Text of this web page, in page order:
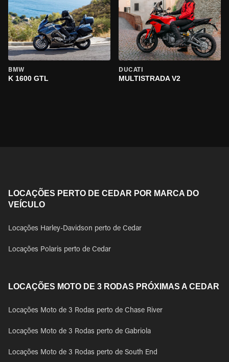
BMW
K 1600 GTL
DUCATI
MULTISTRADA V2
LOCAÇÕES PERTO DE CEDAR POR MARCA DO
VEÍCULO
Locações Harley-Davidson perto de Cedar
Locações Polaris perto de Cedar
LOCAÇÕES MOTO DE 3 RODAS PRÓXIMAS A CEDAR
Locações Moto de 3 Rodas perto de Chase River
Locações Moto de 3 Rodas perto de Gabriola
Locações Moto de 3 Rodas perto de South End